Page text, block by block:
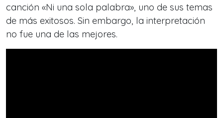
canción «Ni una sola palabra», uno de sus temas
de más exitosos. Sin embargo, la interpretación
no fue una de las mejores.